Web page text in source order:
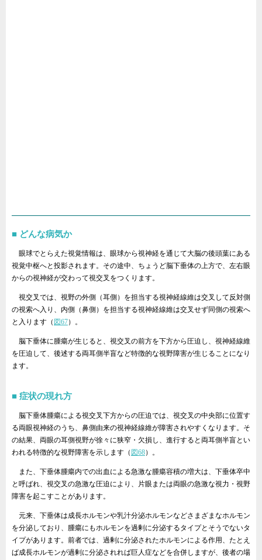
どんな病気か
眼球でとらえた視覚情報は、眼球から視神経を通じて大脳の後頭葉にある
視覚中枢へと投影されます。その途中、ちょうど脳下垂体の上方で、左右眼
からの視神経が交わって視交叉をつくります。
視交叉では、視野の外側（耳側）を担当する視神経線維は交叉して反対側
の視索へ入り、内側（鼻側）を担当する視神経線維は交叉せず同側の視索へ
と入ります（ 図67）。
脳下垂体に腫瘍が生じると、視交叉の前方を下方から圧迫し、視神経線維
を圧迫して、後述する両耳側半盲など特徴的な視野障害が生じることになり
ます。
症状の現れ方
脳下垂体腫瘍による視交叉下方からの圧迫では、視交叉の中央部に位置す
る両眼視神経のうち、鼻側由来の視神経線維が障害されやすくなります。そ
の結果、両眼の耳側視野が徐々に狭窄・欠損し、進行すると両耳側半盲とい
われる特徴的な視野障害を示します（ 図68）。
また、下垂体腫瘍内での出血による急激な腫瘍容積の増大は、下垂体卒中
と呼ばれ、視交叉の急激な圧迫により、片眼または両眼の急激な視力・視野
障害を起こすことがあります。
元来、下垂体は成長ホルモンや乳汁分泌ホルモンなどさまざまなホルモン
を分泌しており、腫瘍にもホルモンを過剰に分泌するタイプとそうでないタ
イプがあります。前者では、過剰に分泌されたホルモンによる作用、たとえ
ば成長ホルモンが過剰に分泌されれば巨人症などを合併しますが、後者の場